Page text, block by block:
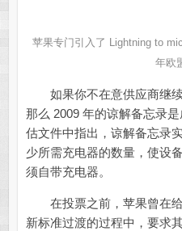
苹果专门引入了 Lightning to
年欧
如果你不在意供应商继续
那么 2009 年的谅解备忘录
估文件中指出，谅解备忘录
少所需充电器的数量，使设
须自带充电器。
在投票之前，苹果曾在给
新标准过渡的过程中，要求